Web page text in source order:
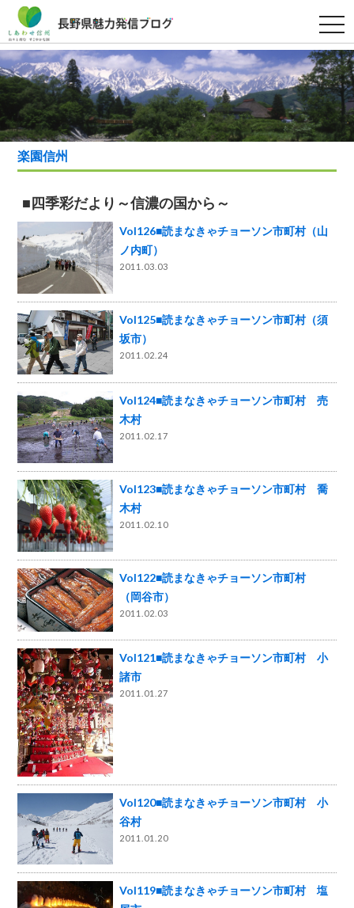
t
o
g
g
l
e
n
a
v
g
i
楽園信州
■四季彩だより～信濃の国から～
Vol126■読まなきゃチョーソン市町村（山
ノ内町）
2011.03.03
Vol125■読まなきゃチョーソン市町村（須
坂市）
2011.02.24
Vol124■読まなきゃチョーソン市町村 売
木村
2011.02.17
Vol123■読まなきゃチョーソン市町村 喬
木村
2011.02.10
Vol122■読まなきゃチョーソン市町村
（岡谷市）
2011.02.03
Vol121■読まなきゃチョーソン市町村 小
諸市
2011.01.27
Vol120■読まなきゃチョーソン市町村 小
谷村
2011.01.20
Vol119■読まなきゃチョーソン市町村 塩